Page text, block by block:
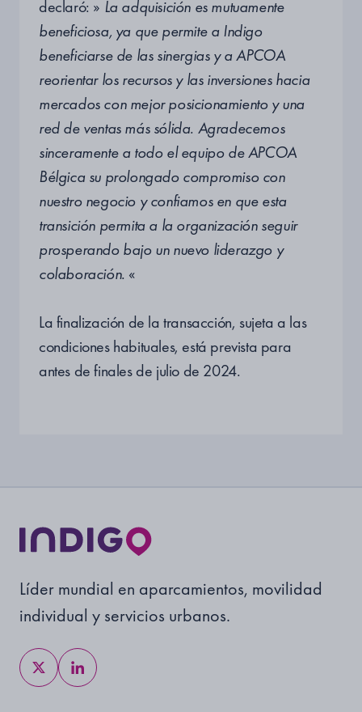
declaró: » La adquisición es mutuamente
beneficiosa, ya que permite a Indigo
beneficiarse de las sinergias y a APCOA
reorientar los recursos y las inversiones hacia
mercados con mejor posicionamiento y una
red de ventas más sólida. Agradecemos
sinceramente a todo el equipo de APCOA
Bélgica su prolongado compromiso con
nuestro negocio y confiamos en que esta
transición permita a la organización seguir
prosperando bajo un nuevo liderazgo y
colaboración. «
La finalización de la transacción, sujeta a las
condiciones habituales, está prevista para
antes de finales de julio de 2024.
Líder mundial en aparcamientos, movilidad
individual y servicios urbanos.